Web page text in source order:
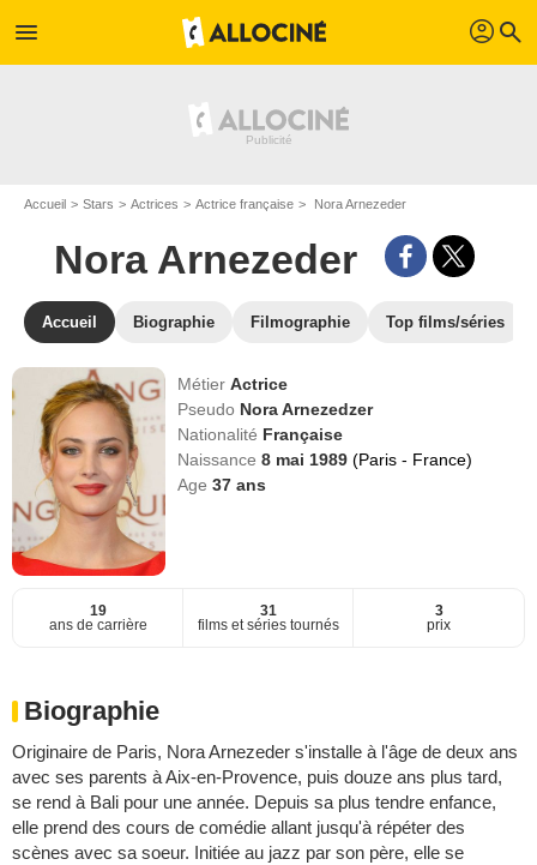
menu profil search
Accueil Stars Actrices Actrice française Nora Arnezeder
Nora Arnezeder
Accueil Biographie Filmographie Top films/séries
MétierActrice
Pseudo Nora Arnezedzer
Nationalité Française
Naissance8 mai 1989(Paris - France)
Age37 ans
19
ans de carrière
31
films et séries tournés
3
prix
Biographie
Originaire de Paris, Nora Arnezeder s'installe à l'âge de deux ans
avec ses parents à Aix-en-Provence, puis douze ans plus tard,
se rend à Bali pour une année. Depuis sa plus tendre enfance,
elle prend des cours de comédie allant jusqu'à répéter des
scènes avec sa soeur. Initiée au jazz par son père, elle se